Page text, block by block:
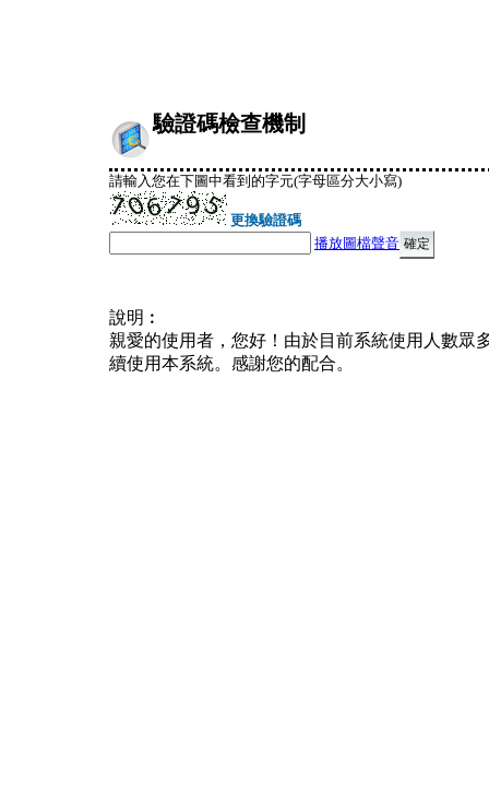
驗證碼檢查機制
請輸入您在下圖中看到的字元(字母區分大小寫)
更換驗證碼
播放圖檔聲音
說明︰
親愛的使用者，您好！由於目前系統使用人數眾
續使用本系統。感謝您的配合。